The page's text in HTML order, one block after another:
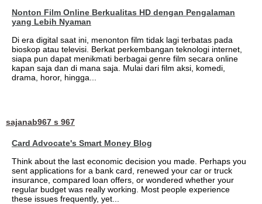
Nonton Film Online Berkualitas HD dengan Pengalaman
yang Lebih Nyaman
Di era digital saat ini, menonton film tidak lagi terbatas pada
bioskop atau televisi. Berkat perkembangan teknologi internet,
siapa pun dapat menikmati berbagai genre film secara online
kapan saja dan di mana saja. Mulai dari film aksi, komedi,
drama, horor, hingga...
sajanab967 s 967
Card Advocate's Smart Money Blog
Think about the last economic decision you made. Perhaps you
sent applications for a bank card, renewed your car or truck
insurance, compared loan offers, or wondered whether your
regular budget was really working. Most people experience
these issues frequently, yet...